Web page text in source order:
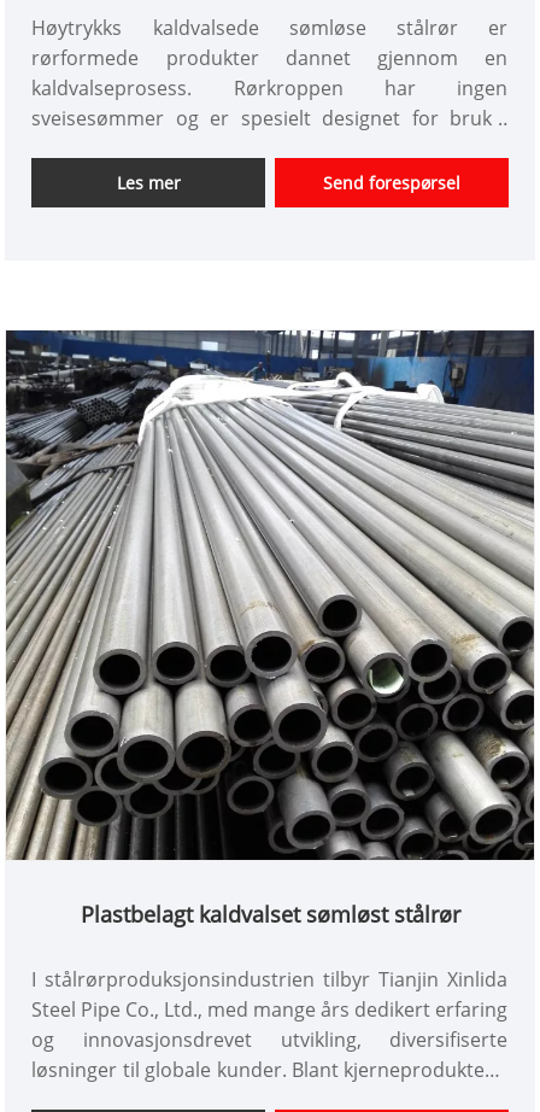
Høytrykks kaldvalsede sømløse stålrør er
rørformede produkter dannet gjennom en
kaldvalseprosess. Rørkroppen har ingen
sveisesømmer og er spesielt designet for bruk i
dimensjonsnøyaktighet, jevnere veggtykkelse og
bedre overflatekvalitet sammenlignet med
og den sømløse strukturen reduserer denne
risikoen betydelig.
Les mer Send forespørsel
Plastbelagt kaldvalset sømløst stålrør
I stålrørproduksjonsindustrien tilbyr Tianjin Xinlida
Steel Pipe Co., Ltd., med mange års dedikert erfaring
og innovasjonsdrevet utvikling, diversifiserte
løsninger til globale kunder. Blant kjerneproduktene